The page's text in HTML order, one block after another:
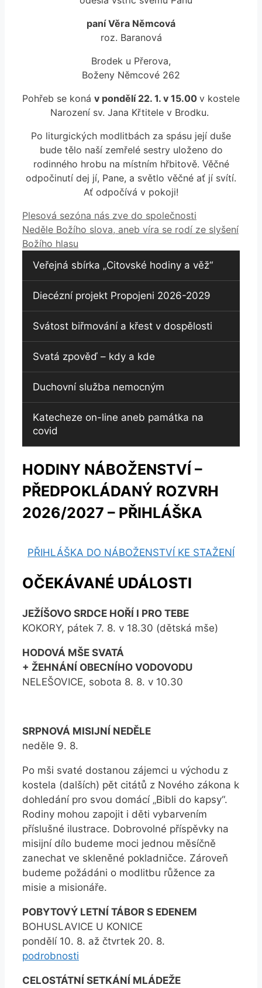
paní Věra Němcová
roz. Baranová
Brodek u Přerova,
Boženy Němcové 262
Pohřeb se koná v pondělí 22. 1. v 15.00 v kostele
Narození sv. Jana Křtitele v Brodku.
Po liturgických modlitbách za spásu její duše
bude tělo naší zemřelé sestry uloženo do
rodinného hrobu na místním hřbitově. Věčné
odpočinutí dej jí, Pane, a světlo věčné ať jí svítí.
Ať odpočívá v pokoji!
Plesová sezóna nás zve do společnosti
Neděle Božího slova, aneb víra se rodí ze slyšení
Božího hlasu
Veřejná sbírka „Citovské hodiny a věž“
Diecézní projekt Propojeni 2026-2029
Svátost biřmování a křest v dospělosti
Svatá zpověď – kdy a kde
Duchovní služba nemocným
Katecheze on-line aneb památka na
covid
HODINY NÁBOŽENSTVÍ –
PŘEDPOKLÁDANÝ ROZVRH
2026/2027 – PŘIHLÁŠKA
PŘIHLÁŠKA DO NÁBOŽENSTVÍ KE STAŽENÍ
OČEKÁVANÉ UDÁLOSTI
JEŽÍŠOVO SRDCE HOŘÍ I PRO TEBE
KOKORY, pátek 7. 8. v 18.30 (dětská mše)
HODOVÁ MŠE SVATÁ
+ ŽEHNÁNÍ OBECNÍHO VODOVODU
NELEŠOVICE, sobota 8. 8. v 10.30
SRPNOVÁ MISIJNÍ NEDĚLE
neděle 9. 8.
Po mši svaté dostanou zájemci u východu z
kostela (dalších) pět citátů z Nového zákona k
dohledání pro svou domácí „Bibli do kapsy“.
Rodiny mohou zapojit i děti vybarvením
příslušné ilustrace. Dobrovolné příspěvky na
misijní dílo budeme moci jednou měsíčně
zanechat ve skleněné pokladničce. Zároveň
budeme požádáni o modlitbu růžence za
misie a misionáře.
POBYTOVÝ LETNÍ TÁBOR S EDENEM
BOHUSLAVICE U KONICE
pondělí 10. 8. až čtvrtek 20. 8.
podrobnosti
CELOSTÁTNÍ SETKÁNÍ MLÁDEŽE